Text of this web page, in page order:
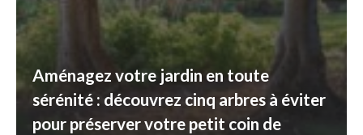
Aménagez votre jardin en toute
sérénité : découvrez cinq arbres à éviter
pour préserver votre petit coin de